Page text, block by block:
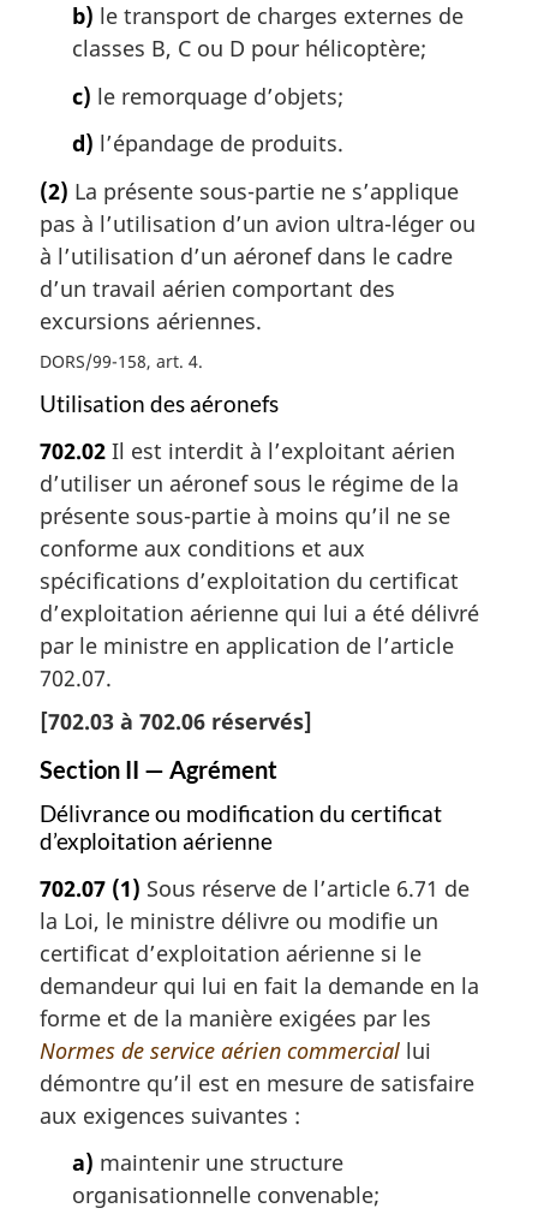
b) le transport de charges externes de
classes B, C ou D pour hélicoptère;
c) le remorquage d’objets;
d) l’épandage de produits.
(2) La présente sous-partie ne s’applique
pas à l’utilisation d’un avion ultra-léger ou
à l’utilisation d’un aéronef dans le cadre
d’un travail aérien comportant des
excursions aériennes.
DORS/99-158, art. 4
Utilisation des aéronefs
702.02 Il est interdit à l’exploitant aérien
d’utiliser un aéronef sous le régime de la
présente sous-partie à moins qu’il ne se
conforme aux conditions et aux
spécifications d’exploitation du certificat
d’exploitation aérienne qui lui a été délivré
par le ministre en application de l’article
702.07.
[702.03 à 702.06 réservés]
Section II — Agrément
Délivrance ou modification du certificat
d’exploitation aérienne
702.07 (1) Sous réserve de l’article 6.71 de
la Loi, le ministre délivre ou modifie un
certificat d’exploitation aérienne si le
demandeur qui lui en fait la demande en la
forme et de la manière exigées par les
Normes de service aérien commercial lui
démontre qu’il est en mesure de satisfaire
aux exigences suivantes :
a) maintenir une structure
organisationnelle convenable;